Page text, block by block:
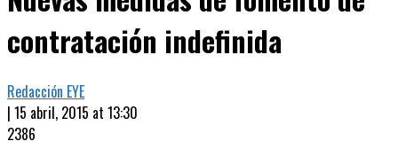
contratación indefinida
Redacción EYE
| 15 abril, 2015 at 13:30
2386